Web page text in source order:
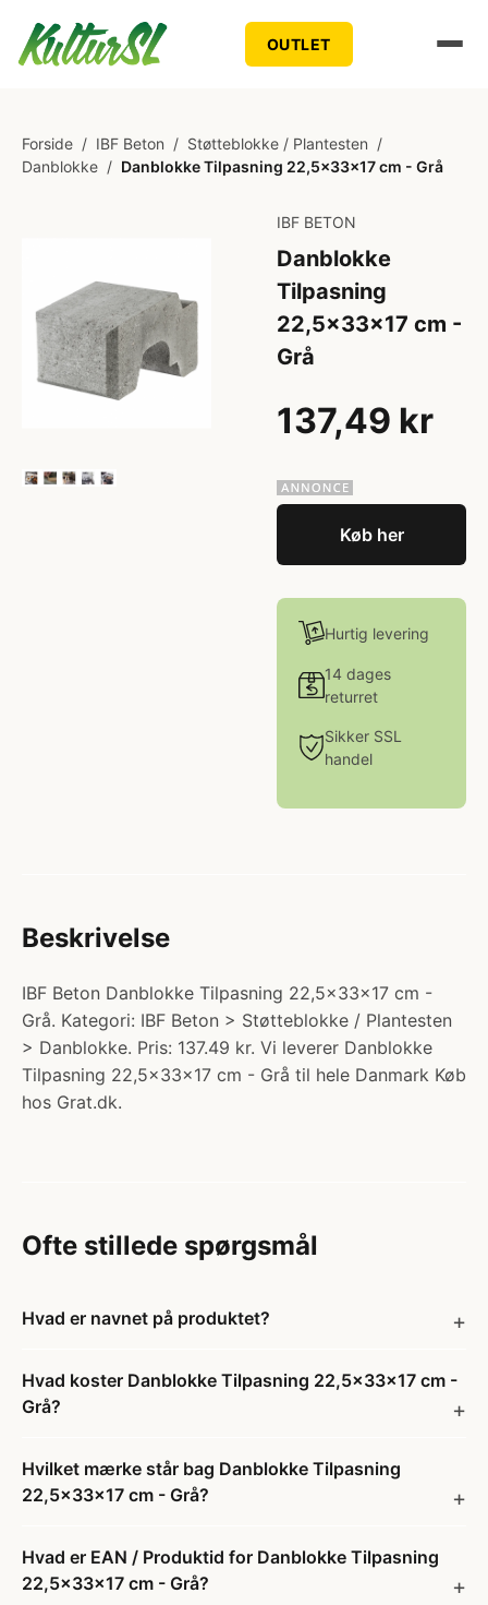
OUTLET
Forside / IBF Beton / Støtteblokke / Plantesten /
Danblokke / Danblokke Tilpasning 22,5x33x17 cm - Grå
IBF BETON
Danblokke
Tilpasning
22,5x33x17 cm -
Grå
137,49 kr
Køb her
Hurtig levering
14 dages
returret
Sikker SSL
handel
Beskrivelse
IBF Beton Danblokke Tilpasning 22,5x33x17 cm -
Grå. Kategori: IBF Beton > Støtteblokke / Plantesten
> Danblokke. Pris: 137.49 kr. Vi leverer Danblokke
Tilpasning 22,5x33x17 cm - Grå til hele Danmark Køb
hos Grat.dk.
Ofte stillede spørgsmål
Hvad er navnet på produktet?
Hvad koster Danblokke Tilpasning 22,5x33x17 cm -
Grå?
Hvilket mærke står bag Danblokke Tilpasning
22,5x33x17 cm - Grå?
Hvad er EAN / Produktid for Danblokke Tilpasning
22,5x33x17 cm - Grå?